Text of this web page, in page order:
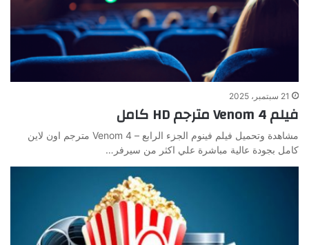
21 سبتمبر، 2025
فيلم Venom 4 مترجم HD كامل
مشاهدة وتحميل فيلم فينوم الجزء الرابع – Venom 4 مترجم اون لاين
كامل بجودة عالية مباشرة علي اكثر من سيرفر…